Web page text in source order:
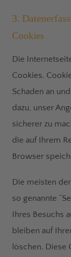
3.
Cookies
Die
Cookies.
Schaden an
dazu, unser
sicherer zu
die auf Ihrem
Browser
Die meisten
so genannte
Ihres Besuchs
bleiben auf
löschen. Diese